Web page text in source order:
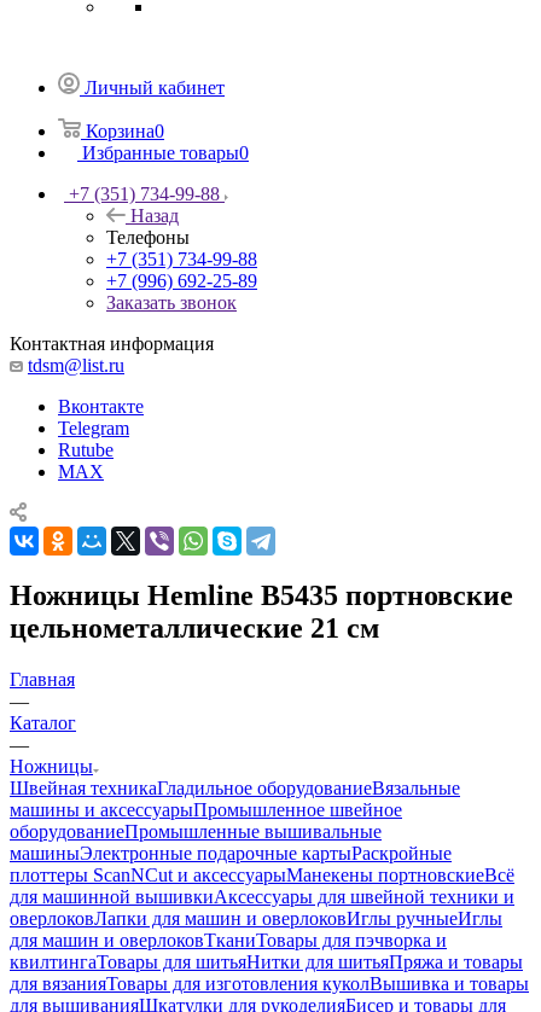
Личный кабинет
Корзина0
Избранные товары0
+7 (351) 734-99-88
Назад
Телефоны
+7 (351) 734-99-88
+7 (996) 692-25-89
Заказать звонок
Контактная информация
tdsm@list.ru
Вконтакте
Telegram
Rutube
MAX
Ножницы Hemline B5435 портновские
цельнометаллические 21 см
Главная
—
Каталог
—
Ножницы
Швейная техникаГладильное оборудованиеВязальные
машины и аксессуарыПромышленное швейное
оборудованиеПромышленные вышивальные
машиныЭлектронные подарочные картыРаскройные
плоттеры ScanNCut и аксессуарыМанекены портновскиеВсё
для машинной вышивкиАксессуары для швейной техники и
оверлоковЛапки для машин и оверлоковИглы ручныеИглы
для машин и оверлоковТканиТовары для пэчворка и
квилтингаТовары для шитьяНитки для шитьяПряжа и товары
для вязанияТовары для изготовления куколВышивка и товары
для вышиванияШкатулки для рукоделияБисер и товары для